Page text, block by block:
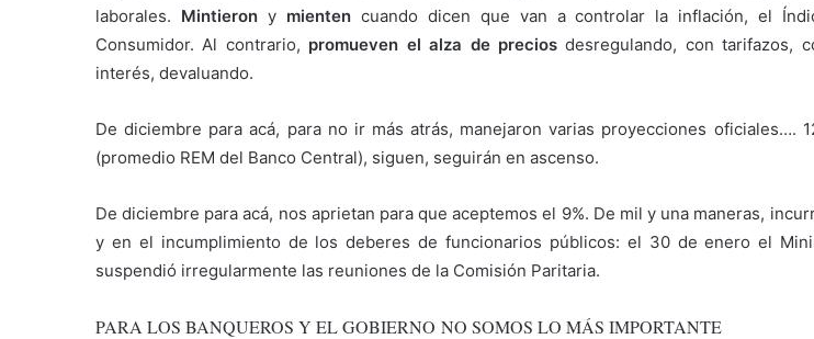
laborales. Mintierony mienten cuando dicen que van a controlar la inflación, el
Consumidor. Al contrario, promueven el alza de precios desregulando, con tarifazos,
interés, devaluando.
De diciembre para acá, para no ir más atrás, manejaron varias proyecciones oficiales….
(promedio REM del Banco Central), siguen, seguirán en ascenso.
De diciembre para acá, nos aprietan para que aceptemos el 9%. De mil y una maneras,
y en el incumplimiento de los deberes de funcionarios públicos: el 30 de enero el
suspendió irregularmente las reuniones de la Comisión Paritaria.
PARA LOS BANQUEROS Y EL GOBIERNO NO SOMOS LO MÁS IMPORTANTE